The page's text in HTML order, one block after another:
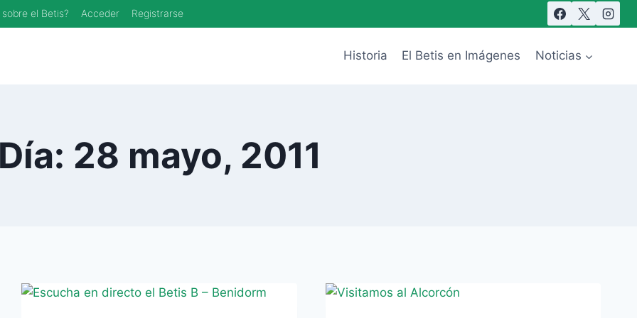
el Betis? Acceder Registrarse
Historia El Betis en Imágenes Noticias
Día: 28 mayo, 2011